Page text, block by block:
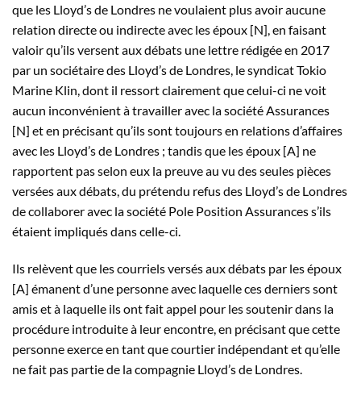
que les Lloyd’s de Londres ne voulaient plus avoir aucune
relation directe ou indirecte avec les époux [N], en faisant
valoir qu’ils versent aux débats une lettre rédigée en 2017
par un sociétaire des Lloyd’s de Londres, le syndicat Tokio
Marine Klin, dont il ressort clairement que celui-ci ne voit
aucun inconvénient à travailler avec la société Assurances
[N] et en précisant qu’ils sont toujours en relations d’affaires
avec les Lloyd’s de Londres ; tandis que les époux [A] ne
rapportent pas selon eux la preuve au vu des seules pièces
versées aux débats, du prétendu refus des Lloyd’s de Londres
de collaborer avec la société Pole Position Assurances s’ils
étaient impliqués dans celle-ci.
Ils relèvent que les courriels versés aux débats par les époux
[A] émanent d’une personne avec laquelle ces derniers sont
amis et à laquelle ils ont fait appel pour les soutenir dans la
procédure introduite à leur encontre, en précisant que cette
personne exerce en tant que courtier indépendant et qu’elle
ne fait pas partie de la compagnie Lloyd’s de Londres.